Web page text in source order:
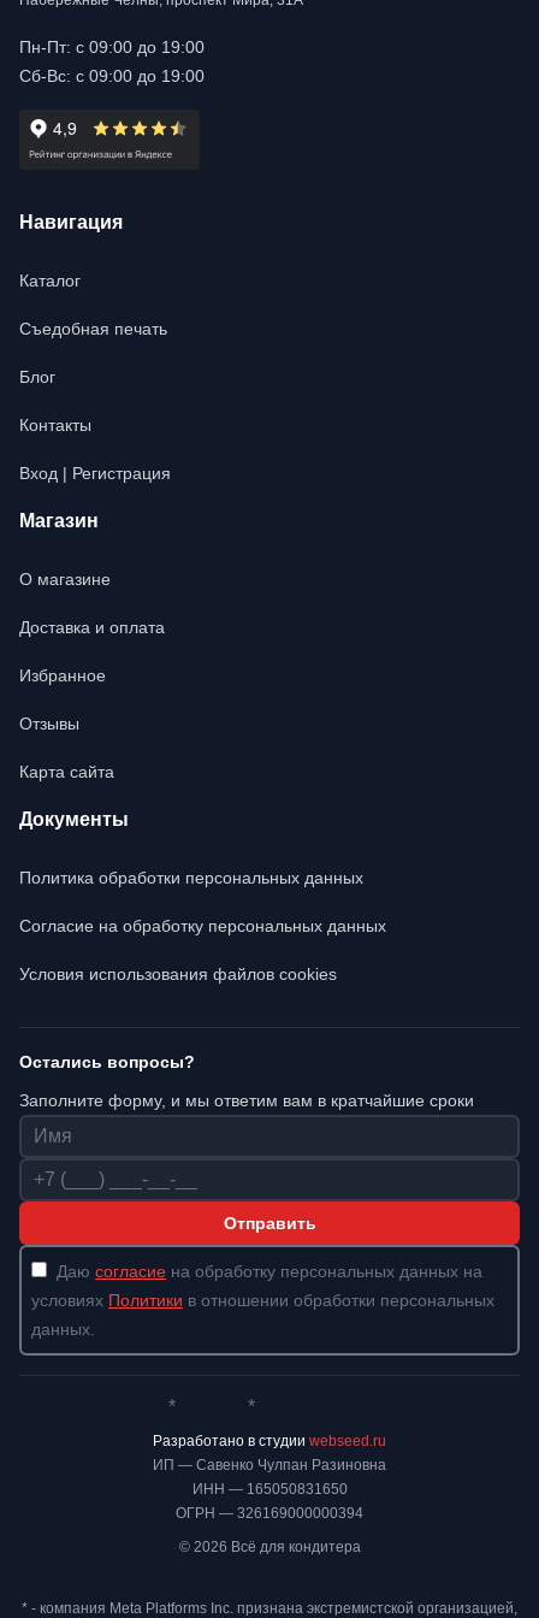
Пн-Пт: с 09:00 до 19:00
Сб-Вс: с 09:00 до 19:00
Навигация
Каталог
Съедобная печать
Блог
Контакты
Вход | Регистрация
Магазин
О магазине
Доставка и оплата
Избранное
Отзывы
Карта сайта
Документы
Политика обработки персональных данных
Согласие на обработку персональных данных
Условия использования файлов cookies
Остались вопросы?
Заполните форму, и мы ответим вам в кратчайшие сроки
Имя
Телефон
Отправить
Даю согласие на обработку персональных данных на
условиях Политики в отношении обработки персональных
данных.
ИП — Савенко Чулпан Разиновна
ИНН — 165050831650
ОГРН — 326169000000394
© 2026 Всё для кондитера
* *
Разработано в студии webseed.ru
* - компания Meta Platforms Inc. признана экстремистской организацией,